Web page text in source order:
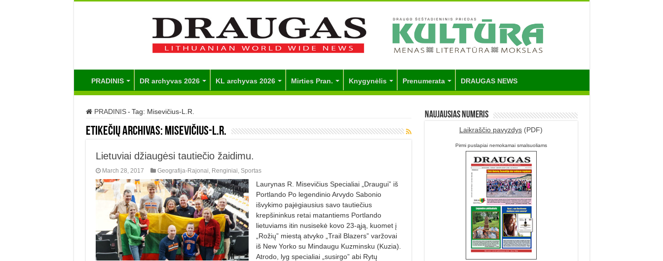
PRADINIS DR archyvas 2026 KL archyvas 2026 Mirties Pran. Knygynėlis Prenumerata DRAUGAS NEWS
PRADINIS - Tag: Misevičius-L.R.
Etikečių archivas: Misevičius-L.R.
Lietuviai džiaugėsi tautiečio žaidimu.
March 28, 2017 Geografija-Rajonai Renginiai Sportas
Laurynas R. Misevičius Specialiai „Draugui” iš
Portlando Po legendinio Arvydo Sabonio
išvykimo pajėgiausius savo tautiečius
krepšininkus retai matantiems Portlando
lietuviams itin nusisekė kovo 23-ąją, kuomet į
„Rožių” miestą atvyko „Trail Blazers” varžovai
iš New Yorko su Mindaugu Kuzminsku (Kuzia).
Atrodo, lyg specialiai „susirgo” abi Rytų
Naujausias numeris
Laikraščio pavyzdys (PDF)
Pirmi puslapiai nemokamai smalsuoliams